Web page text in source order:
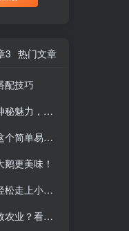
3 热门文章
配技巧
备好了吗？
行的策略！
更美味！
小康路！
看这里！
3 热门文章
配技巧
备好了吗？
行的策略！
更美味！
小康路！
看这里！